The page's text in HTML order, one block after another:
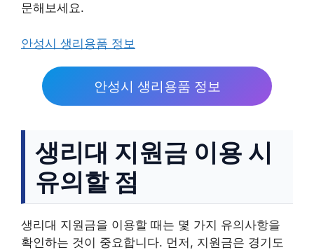
문해보세요.
안성시 생리용품 정보
안성시 생리용품 정보
생리대 지원금 이용 시
유의할 점
생리대 지원금을 이용할 때는 몇 가지 유의사항을
확인하는 것이 중요합니다. 먼저, 지원금은 경기도